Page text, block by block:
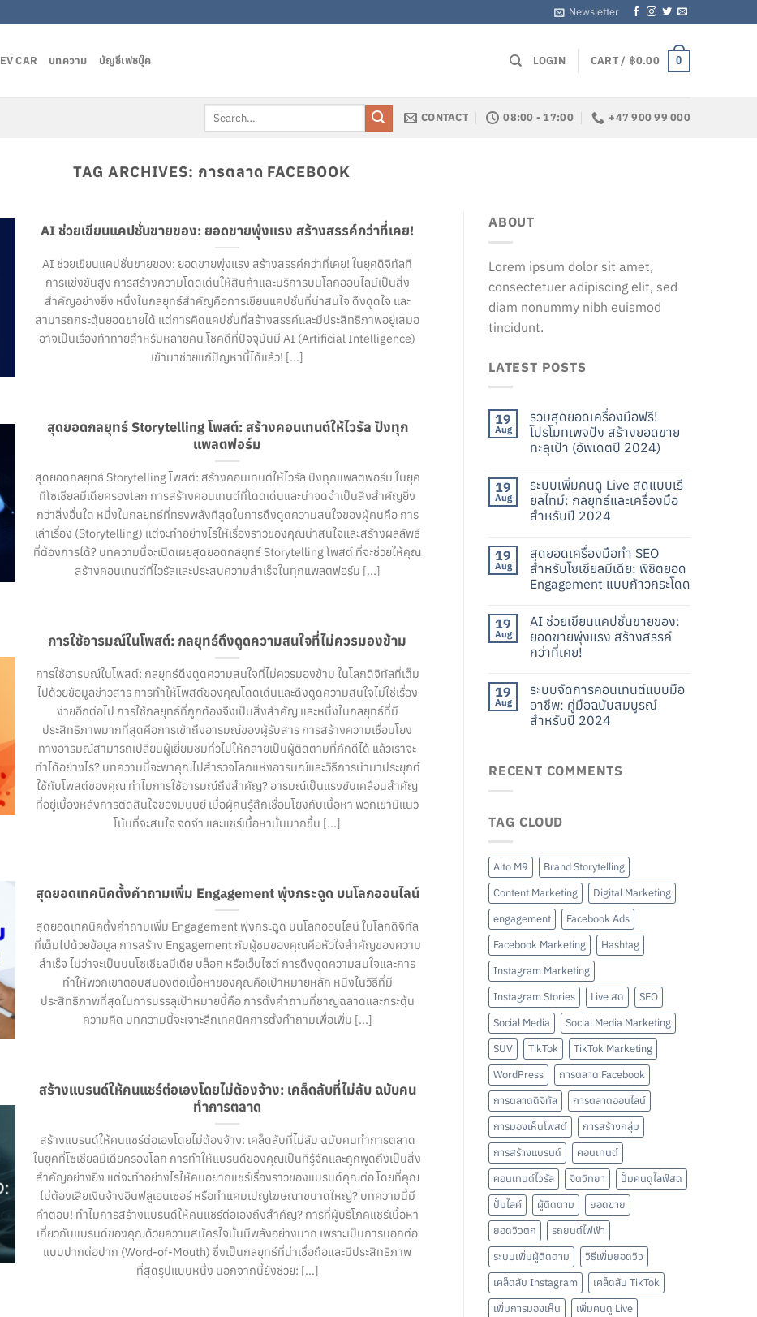
Newsletter
EV CAR บทความ บัญชีเฟชบุ๊ค LOGIN CART / ฿0.00 0
Search
for:
CONTACT 08:00 - 17:00 +47 900 99 000
TAG ARCHIVES: การตลาด FACEBOOK
AI ช่วยเขียนแคปชั่นขายของ: ยอดขายพุ่งแรง สร้างสรรค์กว่าที่เคย!
AI ช่วยเขียนแคปชั่นขายของ: ยอดขายพุ่งแรง สร้างสรรค์กว่าที่เคย! ในยุคดิจิทัลที่
การแข่งขันสูง การสร้างความโดดเด่นให้สินค้าและบริการบนโลกออนไลน์เป็นสิ่ง
สำคัญอย่างยิ่ง หนึ่งในกลยุทธ์สำคัญคือการเขียนแคปชั่นที่น่าสนใจ ดึงดูดใจ และ
สามารถกระตุ้นยอดขายได้ แต่การคิดแคปชั่นที่สร้างสรรค์และมีประสิทธิภาพอยู่เสมอ
อาจเป็นเรื่องท้าทายสำหรับหลายคน โชคดีที่ปัจจุบันมี AI (Artificial Intelligence)
เข้ามาช่วยแก้ปัญหานี้ได้แล้ว! [...]
สุดยอดกลยุทธ์ Storytelling โพสต์: สร้างคอนเทนต์ให้ไวรัล ปังทุก
แพลตฟอร์ม
สุดยอดกลยุทธ์ Storytelling โพสต์: สร้างคอนเทนต์ให้ไวรัล ปังทุกแพลตฟอร์ม ในยุค
ที่โซเชียลมีเดียครองโลก การสร้างคอนเทนต์ที่โดดเด่นและน่าจดจำเป็นสิ่งสำคัญยิ่ง
กว่าสิ่งอื่นใด หนึ่งในกลยุทธ์ที่ทรงพลังที่สุดในการดึงดูดความสนใจของผู้คนคือ การ
เล่าเรื่อง (Storytelling) แต่จะทำอย่างไรให้เรื่องราวของคุณน่าสนใจและสร้างผลลัพธ์
ที่ต้องการได้? บทความนี้จะเปิดเผยสุดยอดกลยุทธ์ Storytelling โพสต์ ที่จะช่วยให้คุณ
สร้างคอนเทนต์ที่ไวรัลและประสบความสำเร็จในทุกแพลตฟอร์ม [...]
การใช้อารมณ์ในโพสต์: กลยุทธ์ดึงดูดความสนใจที่ไม่ควรมองข้าม
การใช้อารมณ์ในโพสต์: กลยุทธ์ดึงดูดความสนใจที่ไม่ควรมองข้าม ในโลกดิจิทัลที่เต็ม
ไปด้วยข้อมูลข่าวสาร การทำให้โพสต์ของคุณโดดเด่นและดึงดูดความสนใจไม่ใช่เรื่อง
ง่ายอีกต่อไป การใช้กลยุทธ์ที่ถูกต้องจึงเป็นสิ่งสำคัญ และหนึ่งในกลยุทธ์ที่มี
ประสิทธิภาพมากที่สุดคือการเข้าถึงอารมณ์ของผู้รับสาร การสร้างความเชื่อมโยง
ทางอารมณ์สามารถเปลี่ยนผู้เยี่ยมชมทั่วไปให้กลายเป็นผู้ติดตามที่ภักดีได้ แล้วเราจะ
ทำได้อย่างไร? บทความนี้จะพาคุณไปสำรวจโลกแห่งอารมณ์และวิธีการนำมาประยุกต์
ใช้กับโพสต์ของคุณ ทำไมการใช้อารมณ์ถึงสำคัญ? อารมณ์เป็นแรงขับเคลื่อนสำคัญ
ที่อยู่เบื้องหลังการตัดสินใจของมนุษย์ เมื่อผู้คนรู้สึกเชื่อมโยงกับเนื้อหา พวกเขามีแนว
โน้มที่จะสนใจ จดจำ และแชร์เนื้อหานั้นมากขึ้น [...]
สุดยอดเทคนิคตั้งคำถามเพิ่ม Engagement พุ่งกระฉูด บนโลกออนไลน์
สุดยอดเทคนิคตั้งคำถามเพิ่ม Engagement พุ่งกระฉูด บนโลกออนไลน์ ในโลกดิจิทัล
ที่เต็มไปด้วยข้อมูล การสร้าง Engagement กับผู้ชมของคุณคือหัวใจสำคัญของความ
สำเร็จ ไม่ว่าจะเป็นบนโซเชียลมีเดีย บล็อก หรือเว็บไซต์ การดึงดูดความสนใจและการ
ทำให้พวกเขาตอบสนองต่อเนื้อหาของคุณคือเป้าหมายหลัก หนึ่งในวิธีที่มี
ประสิทธิภาพที่สุดในการบรรลุเป้าหมายนี้คือ การตั้งคำถามที่ชาญฉลาดและกระตุ้น
ความคิด บทความนี้จะเจาะลึกเทคนิคการตั้งคำถามเพื่อเพิ่ม [...]
สร้างแบรนด์ให้คนแชร์ต่อเองโดยไม่ต้องจ้าง: เคล็ดลับที่ไม่ลับ ฉบับคน
ทำการตลาด
สร้างแบรนด์ให้คนแชร์ต่อเองโดยไม่ต้องจ้าง: เคล็ดลับที่ไม่ลับ ฉบับคนทำการตลาด
ในยุคที่โซเชียลมีเดียครองโลก การทำให้แบรนด์ของคุณเป็นที่รู้จักและถูกพูดถึงเป็นสิ่ง
สำคัญอย่างยิ่ง แต่จะทำอย่างไรให้คนอยากแชร์เรื่องราวของแบรนด์คุณต่อ โดยที่คุณ
ไม่ต้องเสียเงินจ้างอินฟลูเอนเซอร์ หรือทำแคมเปญโฆษณาขนาดใหญ่? บทความนี้มี
คำตอบ! ทำไมการสร้างแบรนด์ให้คนแชร์ต่อเองถึงสำคัญ? การที่ผู้บริโภคแชร์เนื้อหา
เกี่ยวกับแบรนด์ของคุณด้วยความสมัครใจนั้นมีพลังอย่างมาก เพราะเป็นการบอกต่อ
แบบปากต่อปาก (Word-of-Mouth) ซึ่งเป็นกลยุทธ์ที่น่าเชื่อถือและมีประสิทธิภาพ
ที่สุดรูปแบบหนึ่ง นอกจากนี้ยังช่วย: [...]
ABOUT
Lorem ipsum dolor sit amet,
consectetuer adipiscing elit, sed
diam nonummy nibh euismod
tincidunt.
LATEST POSTS
19
Aug
รวมสุดยอดเครื่องมือฟรี!
โปรโมทเพจปัง สร้างยอดขาย
ทะลุเป้า (อัพเดตปี 2024)
19
Aug
ระบบเพิ่มคนดู Live สดแบบเรี
ยลไทม์: กลยุทธ์และเครื่องมือ
สำหรับปี 2024
19
Aug
สุดยอดเครื่องมือทำ SEO
สำหรับโซเชียลมีเดีย: พิชิตยอด
Engagement แบบก้าวกระโดด
19
Aug
AI ช่วยเขียนแคปชั่นขายของ:
ยอดขายพุ่งแรง สร้างสรรค์
กว่าที่เคย!
19
Aug
ระบบจัดการคอนเทนต์แบบมือ
อาชีพ: คู่มือฉบับสมบูรณ์
สำหรับปี 2024
RECENT COMMENTS
TAG CLOUD
Aito M9
Brand Storytelling
Content Marketing
Digital Marketing
engagement
Facebook Ads
Facebook Marketing
Hashtag
Instagram Marketing
Instagram Stories
Live สด
SEO
Social Media
Social Media Marketing
SUV
TikTok
TikTok Marketing
WordPress
การตลาด Facebook
การตลาดดิจิทัล
การตลาดออนไลน์
การมองเห็นโพสต์
การสร้างกลุ่ม
การสร้างแบรนด์
คอนเทนต์
คอนเทนต์ไวรัล
จิตวิทยา
ปั้มคนดูไลฟ์สด
ปั้มไลค์
ผู้ติดตาม
ยอดขาย
ยอดวิวตก
รถยนต์ไฟฟ้า
ระบบเพิ่มผู้ติดตาม
วิธีเพิ่มยอดวิว
เคล็ดลับ Instagram
เคล็ดลับ TikTok
เพิ่มการมองเห็น
เพิ่มคนดู Live